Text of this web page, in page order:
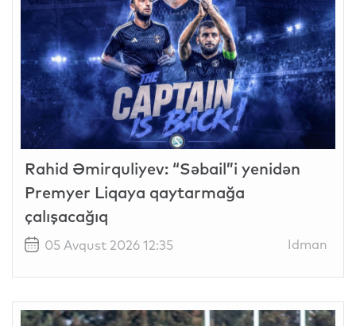
Rahid Əmirquliyev: “Səbail”i yenidən
Premyer Liqaya qaytarmağa
çalışacağıq
05 Avqust 2026 12:35 Idman